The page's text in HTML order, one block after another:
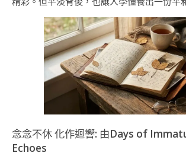
念念不休 化作迴響: 由Days of
Echoes